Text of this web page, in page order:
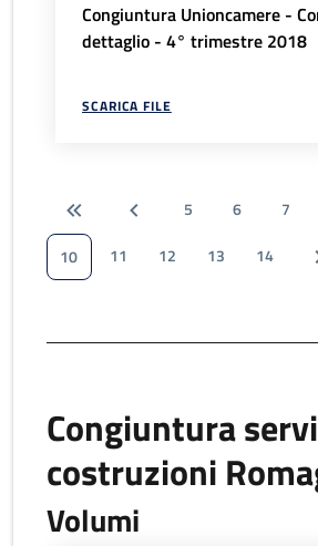
Congiuntura Unioncamere -
dettaglio - 4° trimestre 2018
SCARICA FILE
5 6 7
10
11 12 13 14
Congiuntura
costruzioni
Volumi